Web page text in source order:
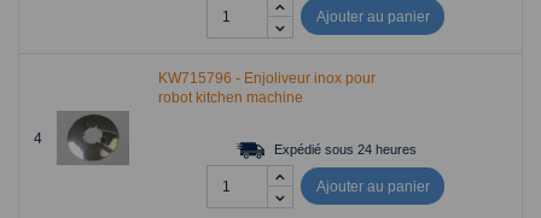
Ajouter au panier
4
KW715796 - Enjoliveur inox pour
robot kitchen machine
Expédié sous 24 heures
Ajouter au panier